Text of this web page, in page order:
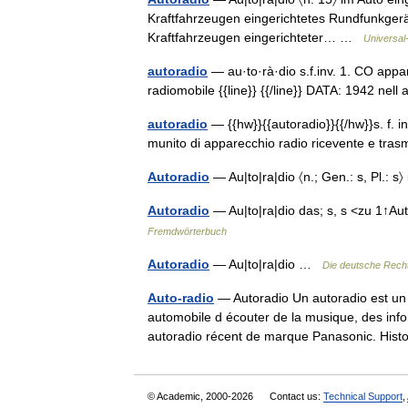
Kraftfahrzeugen eingerichtetes
Kraftfahrzeugen eingerichteter… …
autoradio — au·to·rà·dio s.f.inv. 1. CO
radiomobile {{line}} {{/line}} DATA: 1942
autoradio — {{hw}}{{autoradio}}{{/hw}}s. f.
munito di apparecchio radio ricevente e
Autoradio — Au|to|ra|dio 〈n.; Gen.: s, Pl.:
Autoradio — Au|to|ra|dio das; s, s <zu
Fremdwörterbuch
Autoradio — Au|to|ra|dio … Die deutsche
Auto-radio — Autoradio Un autoradio est
automobile d écouter de la musique, des
autoradio récent de marque Panasonic.
© Academic, 2000-2026 Contact us: Technical Support